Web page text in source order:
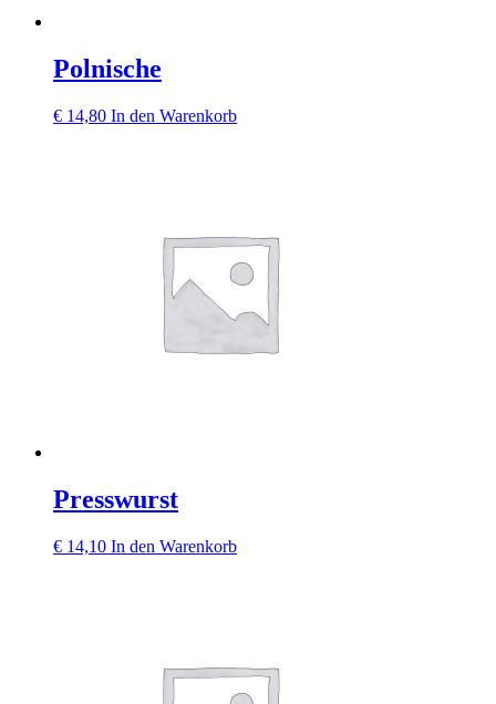
Polnische
€ 14,80 In den Warenkorb
Presswurst
€ 14,10 In den Warenkorb